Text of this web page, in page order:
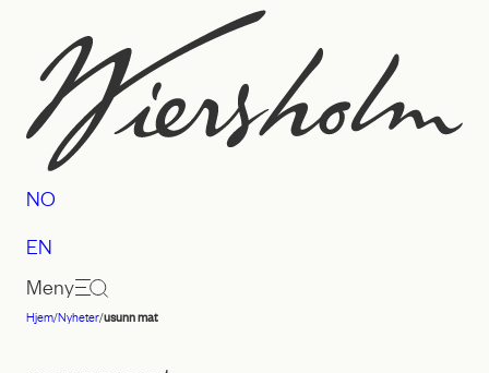
innhold
Advokatfirmaet
NO
EN
Meny
Hjem/Nyheter/usunn mat